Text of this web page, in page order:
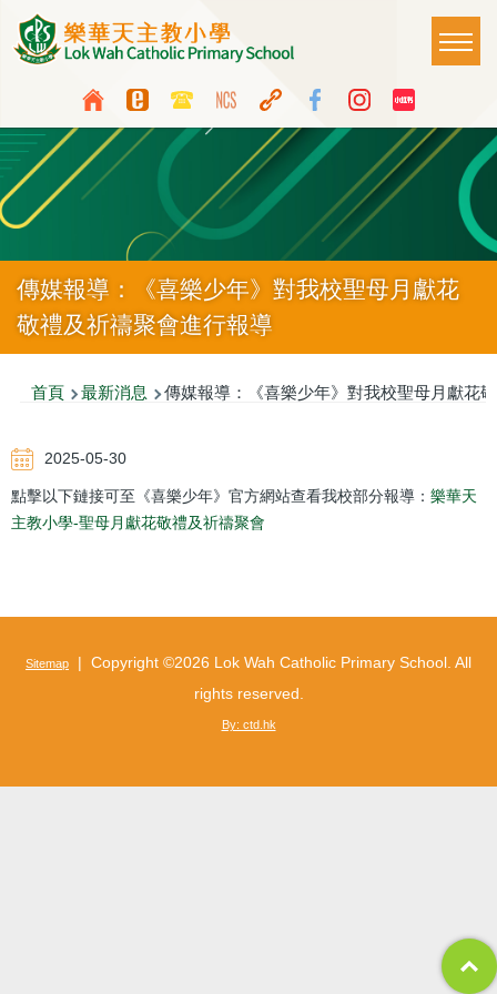
移至主內容
Top
Media
Icon
Button
Language
switcher
Main
傳媒報導：《喜樂少年》對我校聖母月獻花
敬禮及祈禱聚會進行報導
導
連
結
首頁 最新消息 傳媒報導：《喜樂少年》對我校聖母月獻花
2025-05-30
點擊以下鏈接可至《喜樂少年》官方網站查看我校部分報導： 樂華天
主教小學-聖母月獻花敬禮及祈禱聚會
Sitemap | Copyright ©2026 Lok Wah Catholic Primary School. All
rights reserved.
By: ctd.hk